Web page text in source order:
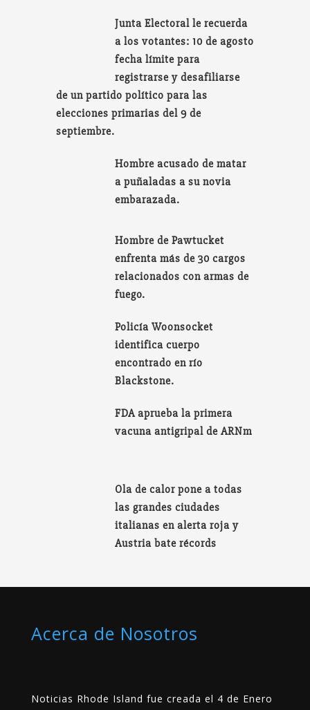
Junta Electoral le recuerda
a los votantes: 10 de agosto
fecha límite para
registrarse y desafiliarse
de un partido político para las
elecciones primarias del 9 de
septiembre.
Hombre acusado de matar
a puñaladas a su novia
embarazada.
Hombre de Pawtucket
enfrenta más de 30 cargos
relacionados con armas de
fuego.
Policía Woonsocket
identifica cuerpo
encontrado en río
Blackstone.
FDA aprueba la primera
vacuna antigripal de ARNm
Ola de calor pone a todas
las grandes ciudades
italianas en alerta roja y
Austria bate récords
Acerca de Nosotros
Noticias Rhode Island fue creada el 4 de Enero